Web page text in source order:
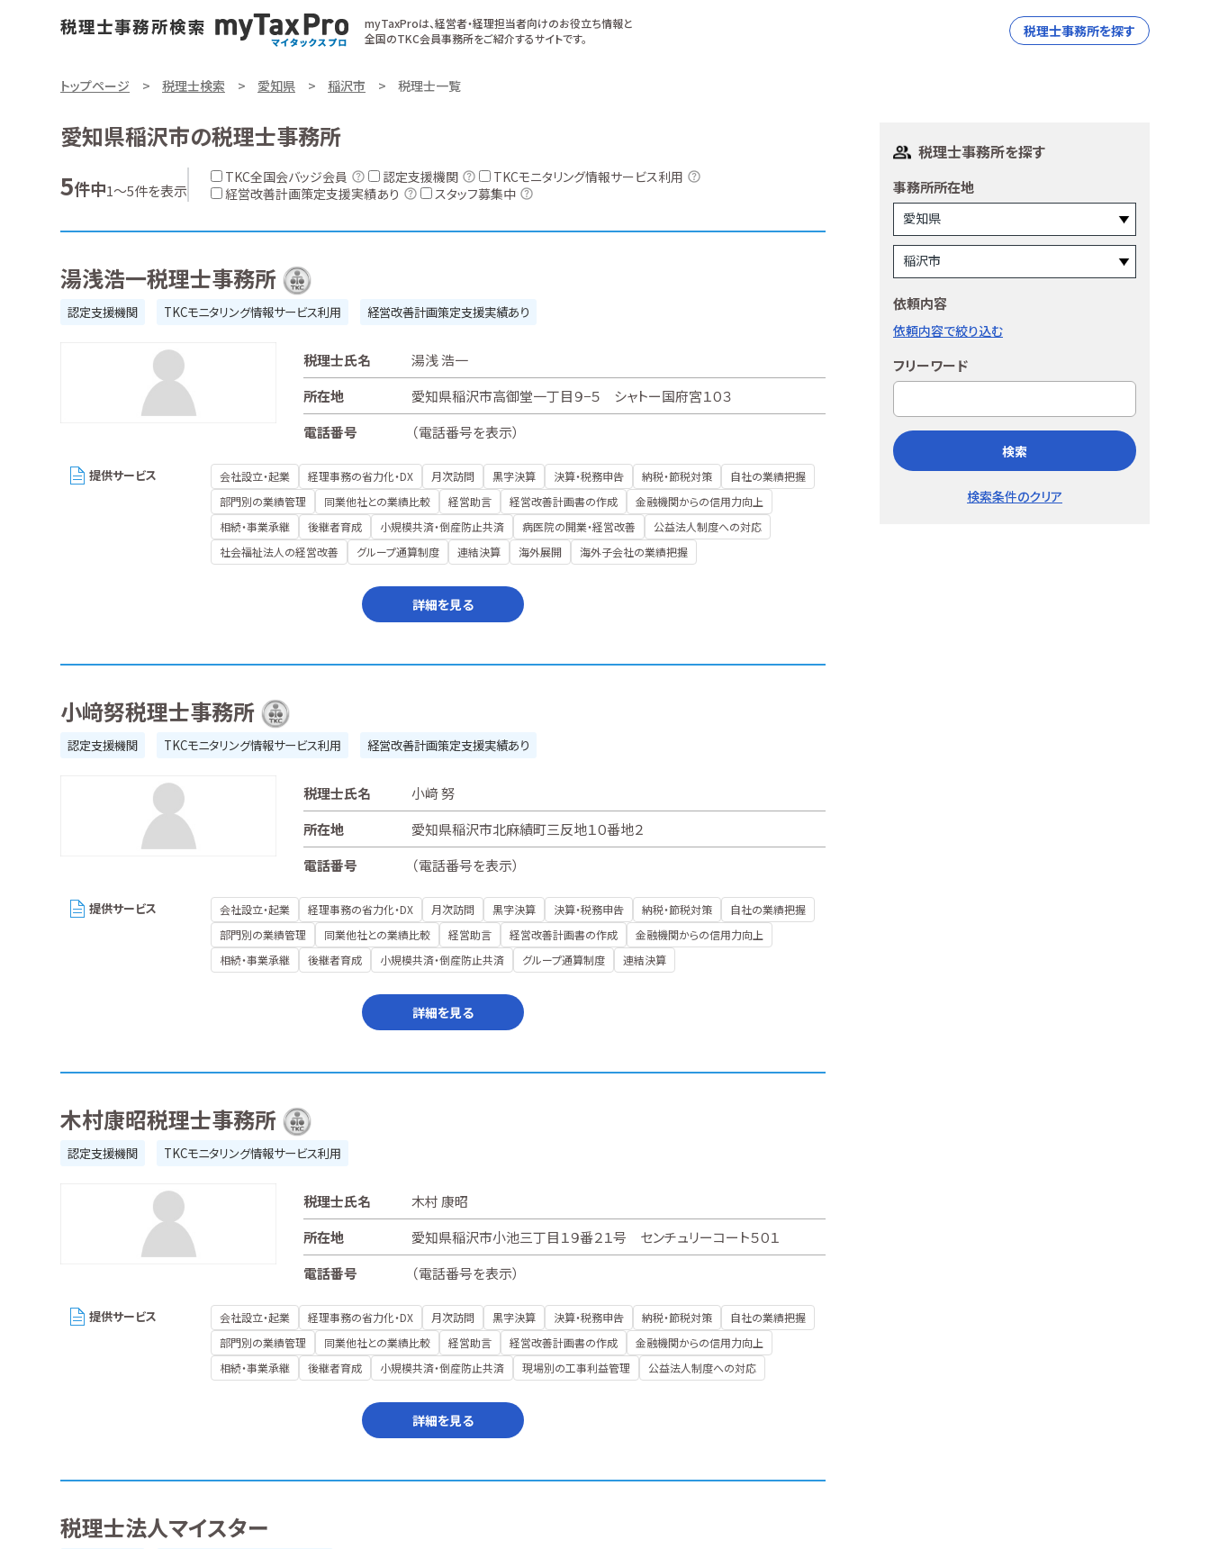
myTaxProは、経営者・経理担当者向けのお役立ち情報と
全国のTKC会員事務所をご紹介するサイトです。
税理士事務所を探す
トップページ 税理士検索 愛知県 稲沢市 税理士一覧
愛知県稲沢市の税理士事務所
5件中1～5件を表示
TKC全国会バッジ会員 認定支援機関
TKCモニタリング情報サービス利用
経営改善計画策定支援実績あり
スタッフ募集中
湯浅浩一税理士事務所
認定支援機関 TKCモニタリング情報サービス利用 経営改善計画策定支援実績あり
税理士氏名
湯浅 浩一
所在地
愛知県稲沢市高御堂一丁目９−５ シャトー国府宮１０３
電話番号
（電話番号を表示）
提供サービス 会社設立・起業 経理事務の省力化・DX 月次訪問 黒字決算 決算・税務申告 納税・節税対策
自社の業績把握
部門別の業績管理
同業他社との業績比較 経営助言 経営改善計画書の作成
金融機関からの信用力向上
相続・事業承継
後継者育成 小規模共済・倒産防止共済 病医院の開業・経営改善
公益法人制度への対応
社会福祉法人の経営改善
グループ通算制度 連結決算 海外展開 海外子会社の業績把握
詳細を見る
小﨑努税理士事務所
認定支援機関 TKCモニタリング情報サービス利用 経営改善計画策定支援実績あり
税理士氏名
小﨑 努
所在地
愛知県稲沢市北麻績町三反地１０番地２
電話番号
（電話番号を表示）
提供サービス 会社設立・起業 経理事務の省力化・DX 月次訪問 黒字決算 決算・税務申告 納税・節税対策
自社の業績把握
部門別の業績管理
同業他社との業績比較 経営助言 経営改善計画書の作成
金融機関からの信用力向上
相続・事業承継
後継者育成 小規模共済・倒産防止共済 グループ通算制度 連結決算
詳細を見る
木村康昭税理士事務所
認定支援機関 TKCモニタリング情報サービス利用
税理士氏名
木村 康昭
所在地
愛知県稲沢市小池三丁目１９番２１号 センチュリーコート５０１
電話番号
（電話番号を表示）
提供サービス 会社設立・起業 経理事務の省力化・DX 月次訪問 黒字決算 決算・税務申告 納税・節税対策
自社の業績把握
部門別の業績管理
同業他社との業績比較 経営助言 経営改善計画書の作成
金融機関からの信用力向上
相続・事業承継
後継者育成 小規模共済・倒産防止共済 現場別の工事利益管理 公益法人制度への対応
詳細を見る
税理士法人マイスター
税理士事務所を探す
事務所所在地
依頼内容
依頼内容で絞り込む
フリーワード
検索
検索条件のクリア